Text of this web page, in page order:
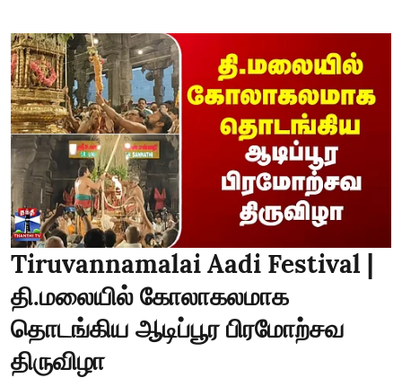
Tiruvannamalai Aadi Festival |
தி.மலையில் கோலாகலமாக
தொடங்கிய ஆடிப்பூர பிரமோற்சவ
திருவிழா